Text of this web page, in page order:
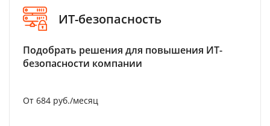
ИТ-безопасность
Подобрать решения для повышения ИТ-
безопасности компании
От 684 руб./месяц